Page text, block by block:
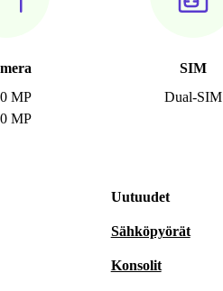
MP
MP
SIM
Dual-SIM
Uutuudet
Sähköpyörät
Konsolit